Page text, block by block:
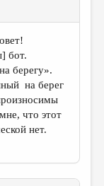
бот.
берегу».
на берег
что этот
нет.